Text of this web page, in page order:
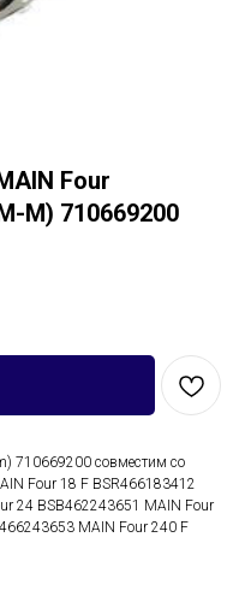
Four
M) 710669200
710669200 совместим со
Four 18 F BSR466183412
24 BSB462243651 MAIN Four
MAIN Four 240 F